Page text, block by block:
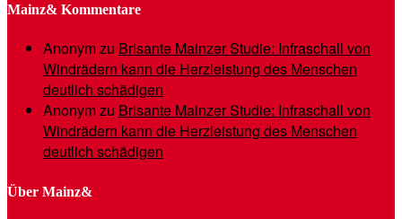
Mainz& Kommentare
Anonymzu Brisante Mainzer Studie: Infraschall von
Windrädern kann die Herzleistung des Menschen
deutlich schädigen
Anonymzu Brisante Mainzer Studie: Infraschall von
Windrädern kann die Herzleistung des Menschen
deutlich schädigen
Über Mainz&